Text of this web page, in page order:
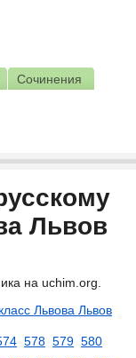
Сочинения
Львов
на uchim.org.
Львова Львов
578 579 580